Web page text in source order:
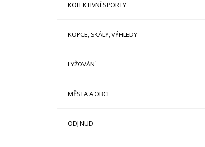
KOLEKTIVNÍ SPORTY
KOPCE, SKÁLY, VÝHLEDY
LYŽOVÁNÍ
MĚSTA A OBCE
ODJINUD